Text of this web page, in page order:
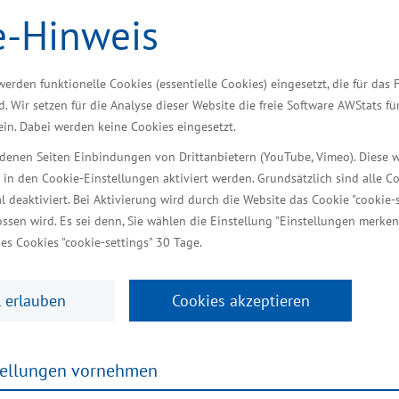
Hinweis
funktionelle Cookies (essentielle Cookies) eingesetzt, die für das
Wir setzen für die Analyse dieser Website die freie Software AWStats
Dabei werden keine Cookies eingesetzt.
Seiten Einbindungen von Drittanbietern (YouTube, Vimeo). Diese
in den Cookie-Einstellungen aktiviert werden. Grundsätzlich sind alle
Bei Aktivierung wird durch die Website das Cookie "cookie-
wird. Es sei denn, Sie wählen die Einstellung "Einstellungen
Cookies "cookie-settings" 30 Tage.
erlauben Cookies akzeptieren
vornehmen
weiteres Wachstum“, sagte der Minister für
Die Wirtschaftsfördergesellschaft Vorpommern hat
der Gemeinde Süderholz von Beginn an zielführend
Versandlogistik und
Zuvor hatte AKKU SYS ein Vertriebsbüro in Zingst
verschiedener Akkumulatoren erfolgte.
die Produktion von Gabelstaplerbatterien;
sollen nach Unternehmensangaben auf der rund
von individuell gefertigten Akkupacks und
als wesentlichen Unternehmensstandort
die Produktion von Gabelstaplerbatterien